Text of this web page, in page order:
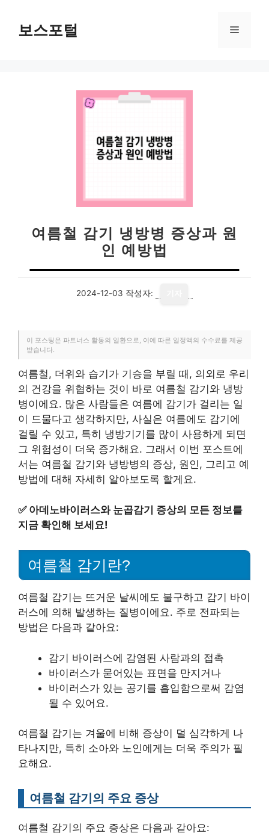
보스포털 메
여름철 감기 냉방병 증상과 원
인 예방법
2024-12-03 작성자:
이 포스팅은 파트너스 활동의 일환으로, 이에 따른 일정액의 수수료를 제공
받습니다.
여름철, 더위와 습기가 기승을 부릴 때, 의외로 우리
의 건강을 위협하는 것이 바로 여름철 감기와 냉방
병이에요. 많은 사람들은 여름에 감기가 걸리는 일
이 드물다고 생각하지만, 사실은 여름에도 감기에
걸릴 수 있고, 특히 냉방기기를 많이 사용하게 되면
그 위험성이 더욱 증가해요. 그래서 이번 포스트에
서는 여름철 감기와 냉방병의 증상, 원인, 그리고 예
방법에 대해 자세히 알아보도록 할게요.
✅ 아데노바이러스와 눈곱감기 증상의 모든 정보를
지금 확인해 보세요!
여름철 감기란?
여름철 감기는 뜨거운 날씨에도 불구하고 감기 바이
러스에 의해 발생하는 질병이에요. 주로 전파되는
방법은 다음과 같아요:
감기 바이러스에 감염된 사람과의 접촉
바이러스가 묻어있는 표면을 만지거나
바이러스가 있는 공기를 흡입함으로써 감염
될 수 있어요.
여름철 감기는 겨울에 비해 증상이 덜 심각하게 나
타나지만, 특히 소아와 노인에게는 더욱 주의가 필
요해요.
여름철 감기의 주요 증상
여름철 감기의 주요 증상은 다음과 같아요: